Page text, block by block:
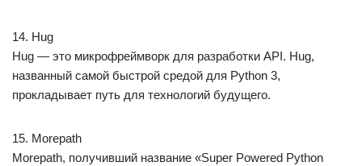
14. Hug
Hug — это микрофреймворк для разработки API. Hug,
названный самой быстрой средой для Python 3,
прокладывает путь для технологий будущего.
15. Morepath
Morepath, получивший название «Super Powered Python